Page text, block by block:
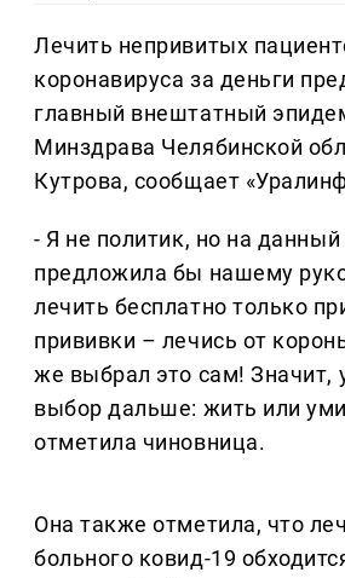
Лечить непривитых
коронавируса за деньги
главный внештатный
Минздрава Челябинской
Кутрова, сообщает
- Я не политик, но на
предложила бы нашему
лечить бесплатно только
прививки – лечись от
же выбрал это сам! Значит,
выбор дальше: жить или
отметила чиновница.
Она также отметила, что
больного ковид-19